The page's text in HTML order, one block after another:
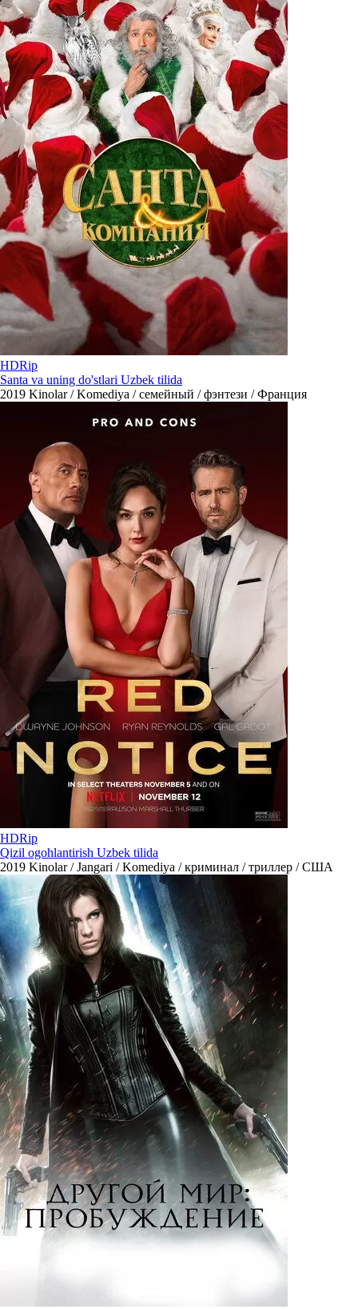
HDRip
Santa va uning do'stlari Uzbek tilida
2019 Kinolar / Komediya / семейный / фэнтези / Франция
HDRip
Qizil ogohlantirish Uzbek tilida
2019 Kinolar / Jangari / Komediya / криминал / триллер / США